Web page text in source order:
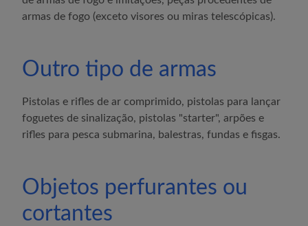
armas de fogo (exceto visores ou miras telescópicas).
Outro tipo de armas
Pistolas e rifles de ar comprimido, pistolas para lançar
foguetes de sinalização, pistolas "starter", arpões e
rifles para pesca submarina, balestras, fundas e fisgas.
Objetos perfurantes ou
cortantes